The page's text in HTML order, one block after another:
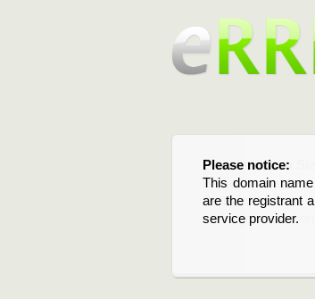
Please notice:
This domain
are the registrant
service provider.
Bitte beachten Sie:
Diese
Domain stehen
verlängern